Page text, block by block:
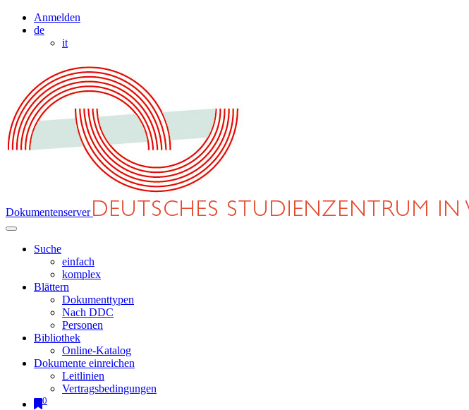
Anmelden
de
it
Dokumentenserver
Suche
einfach
komplex
Blättern
Dokumenttypen
Nach DDC
Personen
Bibliothek
Online-Katalog
Dokumente einreichen
Leitlinien
Vertragsbedingungen
0